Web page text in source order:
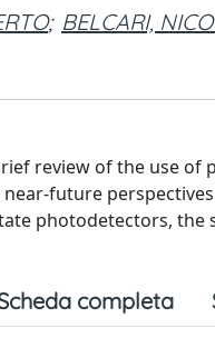
; BELCARI,
review of the use
future
photodetectors, the
completa